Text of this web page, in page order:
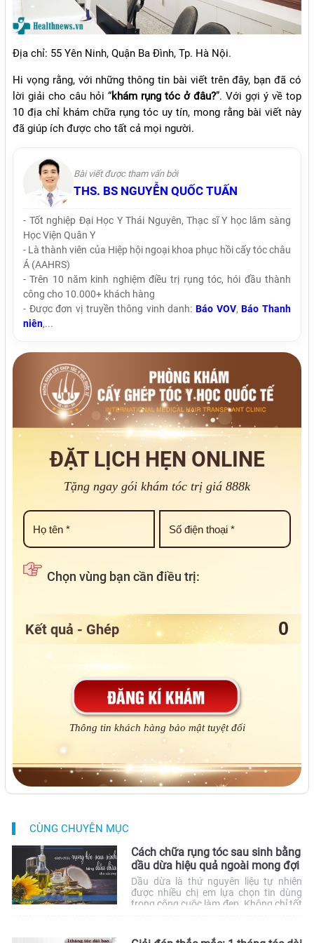
Địa chỉ: 55 Yên Ninh, Quận Ba Đình, Tp. Hà Nội.
Hi vọng rằng, với những thông tin bài viết trên đây, bạn đã có
lời giải cho câu hỏi “khám rụng tóc ở đâu?”. Với gợi ý về top
10 địa chỉ khám chữa rụng tóc uy tín, mong rằng bài viết này
đã giúp ích được cho tất cả mọi người.
Bài viết được tham vấn bởi
THS. BS NGUYỄN QUỐC TUẤN
- Tốt nghiệp Đại Học Y Thái Nguyên, Thạc sĩ Y học lâm sàng
Học Viện Quân Y
- Là thành viên của Hiệp hội ngoại khoa phục hồi cấy tóc châu
Á (AAHRS)
- Trên 10 năm kinh nghiệm điều trị rụng tóc, hói đầu thành
công cho 10.000+ khách hàng
- Được đơn vị truyền thông vinh danh:Báo VOV,Báo Thanh
niên,...
ĐẶT LỊCH HẸN ONLINE
Tặng ngay gói khám tóc trị giá 888k
Chọn vùng bạn cần điều trị:
Kết quả - Ghép
Thông tin khách hàng bảo mật tuyệt đối
CÙNG CHUYÊN MỤC
Cách chữa rụng tóc sau sinh bằng
dầu dừa hiệu quả ngoài mong đợi
Dầu dừa là thứ nguyên liệu tự nhiên
được nhiều chị em lựa chọn tin dùng
trong công cuộc làm đẹp. Không chỉ tốt
sinh. Tham khảo ngay cách chữa rụng